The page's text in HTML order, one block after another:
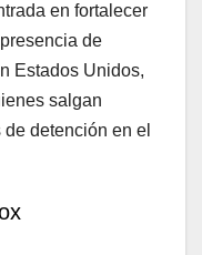
en fortalecer
de
Estados Unidos,
salgan
detención en el